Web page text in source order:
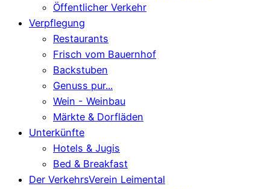
Öffentlicher Verkehr
Verpflegung
Restaurants
Frisch vom Bauernhof
Backstuben
Genuss pur...
Wein - Weinbau
Märkte & Dorfläden
Unterkünfte
Hotels & Jugis
Bed & Breakfast
Der VerkehrsVerein Leimental